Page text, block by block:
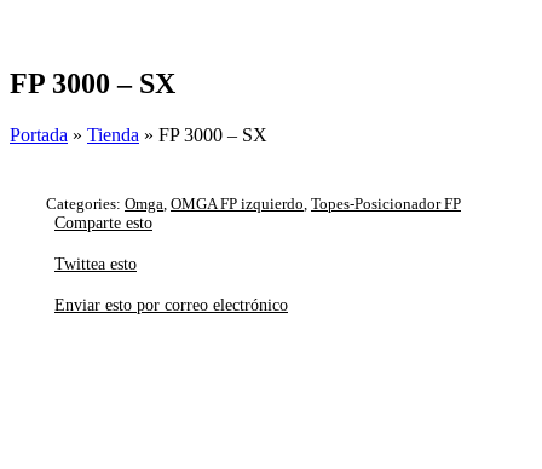
FP 3000 – SX
Portada » Tienda » FP 3000 – SX
Categories: Omga OMGA FP izquierdo Topes-Posicionador FP
Comparte esto
Twittea esto
Enviar esto por correo electrónico